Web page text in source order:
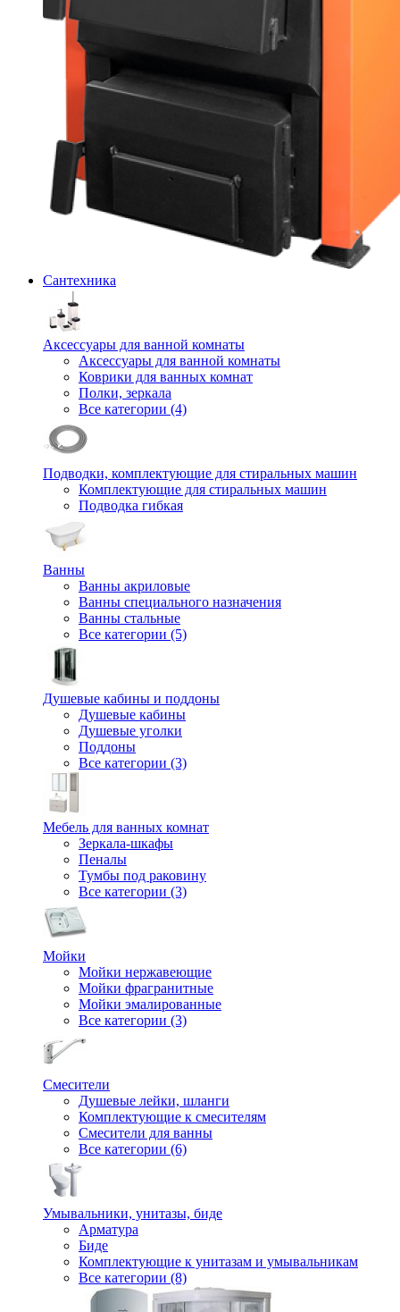
Сантехника
Аксессуары для ванной комнаты
Аксессуары для ванной комнаты
Коврики для ванных комнат
Полки, зеркала
Все категории (4)
Подводки, комплектующие для стиральных машин
Комплектующие для стиральных машин
Подводка гибкая
Ванны
Ванны акриловые
Ванны специального назначения
Ванны стальные
Все категории (5)
Душевые кабины и поддоны
Душевые кабины
Душевые уголки
Поддоны
Все категории (3)
Мебель для ванных комнат
Зеркала-шкафы
Пеналы
Тумбы под раковину
Все категории (3)
Мойки
Мойки нержавеющие
Мойки фрагранитные
Мойки эмалированные
Все категории (3)
Смесители
Душевые лейки, шланги
Комплектующие к смесителям
Смесители для ванны
Все категории (6)
Умывальники, унитазы, биде
Арматура
Биде
Комплектующие к унитазам и умывальникам
Все категории (8)